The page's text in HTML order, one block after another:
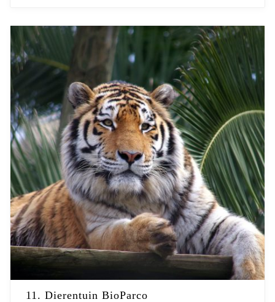
11. Dierentuin BioParco